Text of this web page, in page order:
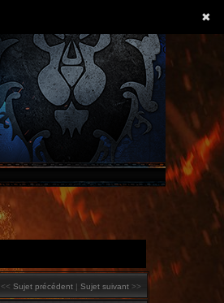
<< Sujet précédent | Sujet suivant >>
✖